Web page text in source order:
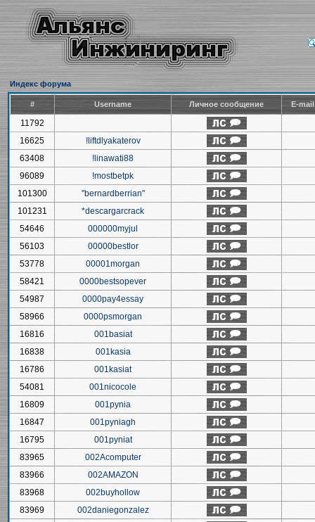
Индекс форума
# Username Личное сообщение E-
11792
16625
!liftdlyakaterov
63408
!linawati88
96089
!mostbetpk
101300
"bernardberrian"
101231
*descargarcrack
54646
000000myjul
56103
00000bestlor
53778
00001morgan
58421
0000bestsopever
54987
0000pay4essay
58966
0000psmorgan
16816
001basiat
16838
001kasia
16786
001kasiat
54081
001nicocole
16809
001pynia
16847
001pyniagh
16795
001pyniat
83965
002Acomputer
83966
002AMAZON
83968
002buyhollow
83969
002daniegonzalez